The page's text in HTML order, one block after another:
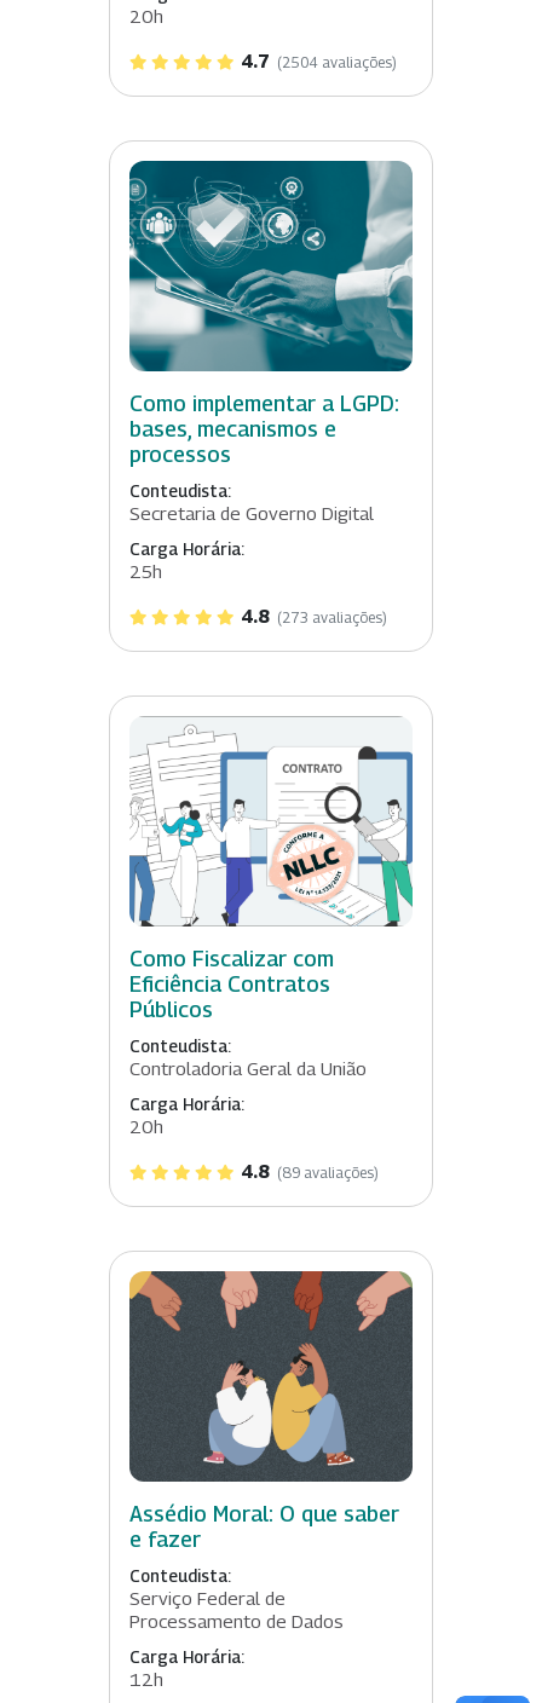
20h
4.7 (2504 avaliações)
Como implementar a LGPD:
bases, mecanismos e
processos
Conteudista:
Secretaria de Governo Digital
Carga Horária:
25h
4.8 (273 avaliações)
Como Fiscalizar com
Eficiência Contratos
Públicos
Conteudista:
Controladoria Geral da União
Carga Horária:
20h
4.8 (89 avaliações)
Assédio Moral: O que saber
e fazer
Conteudista:
Serviço Federal de
Processamento de Dados
Carga Horária:
12h